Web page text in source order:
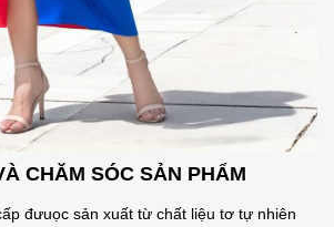
CHĂM SÓC SẢN PHẨM
đưuọc sản xuất từ chất liệu tơ tự nhiên